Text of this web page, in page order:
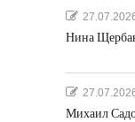
Нина
Михаил